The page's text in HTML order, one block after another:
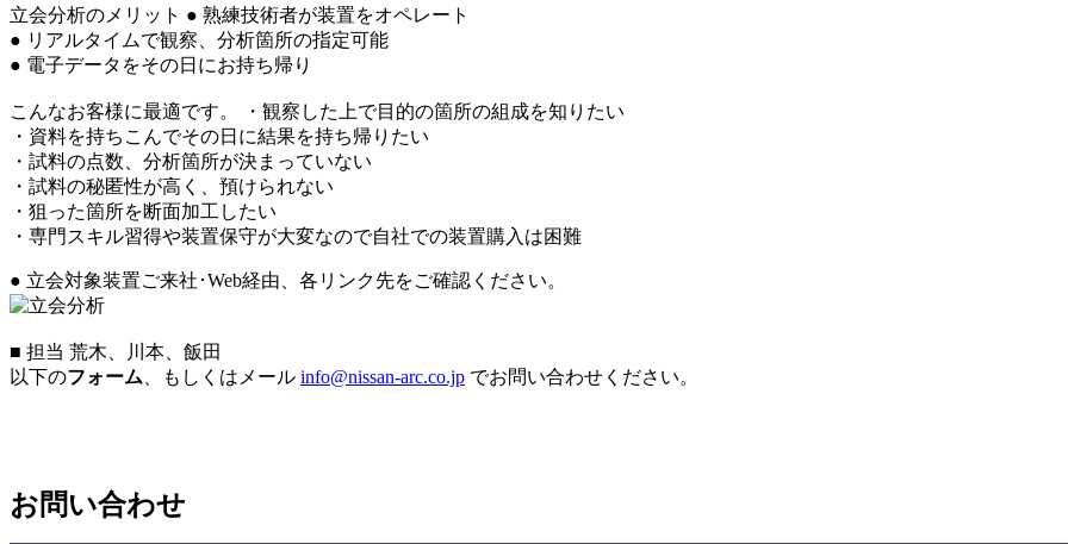
立会分析のメリット ● 熟練技術者が装置をオペレート
● リアルタイムで観察、分析箇所の指定可能
● 電子データをその日にお持ち帰り
こんなお客様に最適です。
・観察した上で目的の箇所の組成を知りたい
・資料を持ちこんでその日に結果を持ち帰りたい
・試料の点数、分析箇所が決まっていない
・試料の秘匿性が高く、預けられない
・狙った箇所を断面加工したい
・専門スキル習得や装置保守が大変なので自社での装置購入は困難
● 立会対象装置ご来社･Web経由、各リンク先をご確認ください。
■ 担当 荒木、川本、飯田
以下のフォーム 、もしくはメール info@nissan-arc.co.jp でお問い合わせください。
お問い合わせ